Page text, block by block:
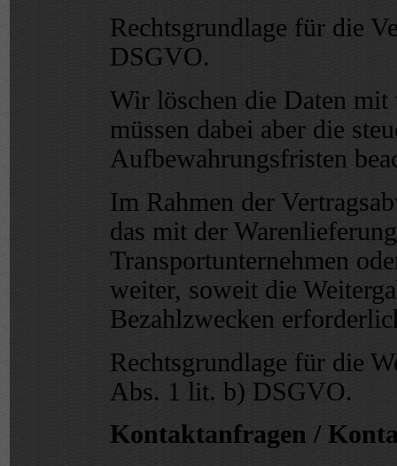
Rechtsgrundlage für die
DSGVO.
Wir löschen die Daten
müssen dabei aber die
Aufbewahrungsfristen
Im Rahmen der
das mit der
Transportunternehmen
weiter, soweit die
Bezahlzwecken
Rechtsgrundlage für die
Abs. 1 lit. b) DSGVO.
Kontaktanfragen /